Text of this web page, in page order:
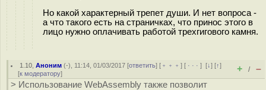
Но какой характерный трепет души. И нет вопроса -
а что такого есть на страничках, что принос этого в
лицо нужно оплачивать работой трехгигового камня.
1.10 ,Аноним (-), 11:14, 01/03/2017 [ответить] [ ﹢﹢﹢] [ · · ·][↓] [↑]
[к модератору] + / –
> Использование WebAssembly также позволит